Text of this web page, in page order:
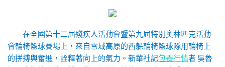
在全國第十二屆殘疾人活動會暨第九屆特別奧林匹克活動
會輪椅籃球賽場上，來自雪域高原的西躲輪椅籃球隊用輪椅上
的拼搏與奮進，詮釋著向上的氣力。 新華社記包養行情者 吳魯